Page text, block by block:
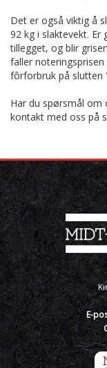
Det er også viktig å
92 kg i slaktevekt. Er
tillegget, og blir
faller
fôrforbruk på slutten
Har du spørsmål om
kontakt med oss på
E-